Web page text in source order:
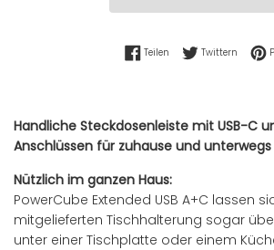
TeilenAuf Facebook teilen
TwitternAuf
Handliche Steckdosenleiste mit USB-C
Anschlüssen für zuhause und unterwegs
Nützlich im ganzen Haus:
PowerCube Extended USB A+C lassen
mitgelieferten Tischhalterung sogar
unter einer Tischplatte oder einem